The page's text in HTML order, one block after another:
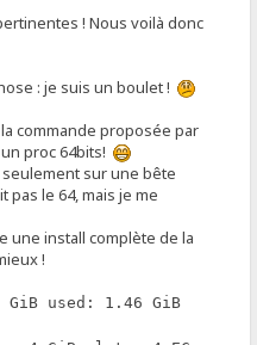
! Nous voilà donc
: je suis un boulet !
commande proposée par
un proc 64bits!
seulement sur une bête
pas le 64, mais je me
une install complète de la
!
used: 1.46 GiB